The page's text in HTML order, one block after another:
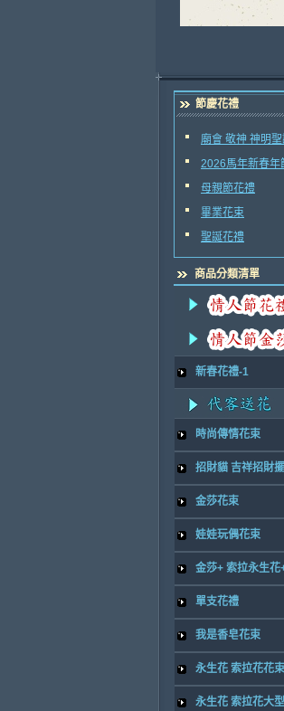
節慶花禮
廟會 敬神 神明
2026馬年新春年
母親節花禮
畢業花束
聖誕花禮
商品分類清單
新春花禮-1
時尚傳情花束
招財貓 吉祥招財
金莎花束
娃娃玩偶花束
金莎+ 索拉永生花
單支花禮
我是香皂花束
永生花 索拉花花束
永生花 索拉花大